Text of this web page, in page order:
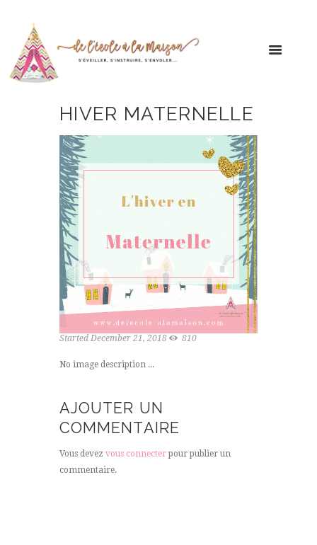
HIVER MATERNELLE
Started December 21, 2018 810
No image description ...
AJOUTER UN
COMMENTAIRE
Vous devez vous connecterpour publier un
commentaire.